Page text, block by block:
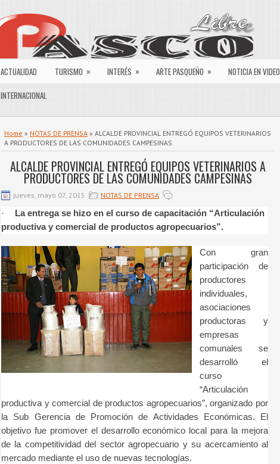
ACTUALIDAD TURISMO » INTERÉS » ARTE PASQUEÑO » NOTICIA EN VIDEO
INTERNACIONAL
Home » NOTAS DE PRENSA » ALCALDE PROVINCIAL ENTREGÓ EQUIPOS VETERINARIOS
A PRODUCTORES DE LAS COMUNIDADES CAMPESINAS
ALCALDE PROVINCIAL ENTREGÓ EQUIPOS VETERINARIOS A
PRODUCTORES DE LAS COMUNIDADES CAMPESINAS
jueves, mayo 07, 2015 NOTAS DE PRENSA
·
La entrega se hizo en el curso de capacitación “Articulación
productiva y comercial de productos agropecuarios”.
Con gran
participación de
productores
individuales,
asociaciones
productoras y
empresas
comunales se
desarrolló el
curso
“Articulación
productiva y comercial de productos agropecuarios”, organizado por
la Sub Gerencia de Promoción de Actividades Económicas. El
objetivo fue promover el desarrollo económico local para la mejora
de la competitividad del sector agropecuario y su acercamiento al
mercado mediante el uso de nuevas tecnologías.